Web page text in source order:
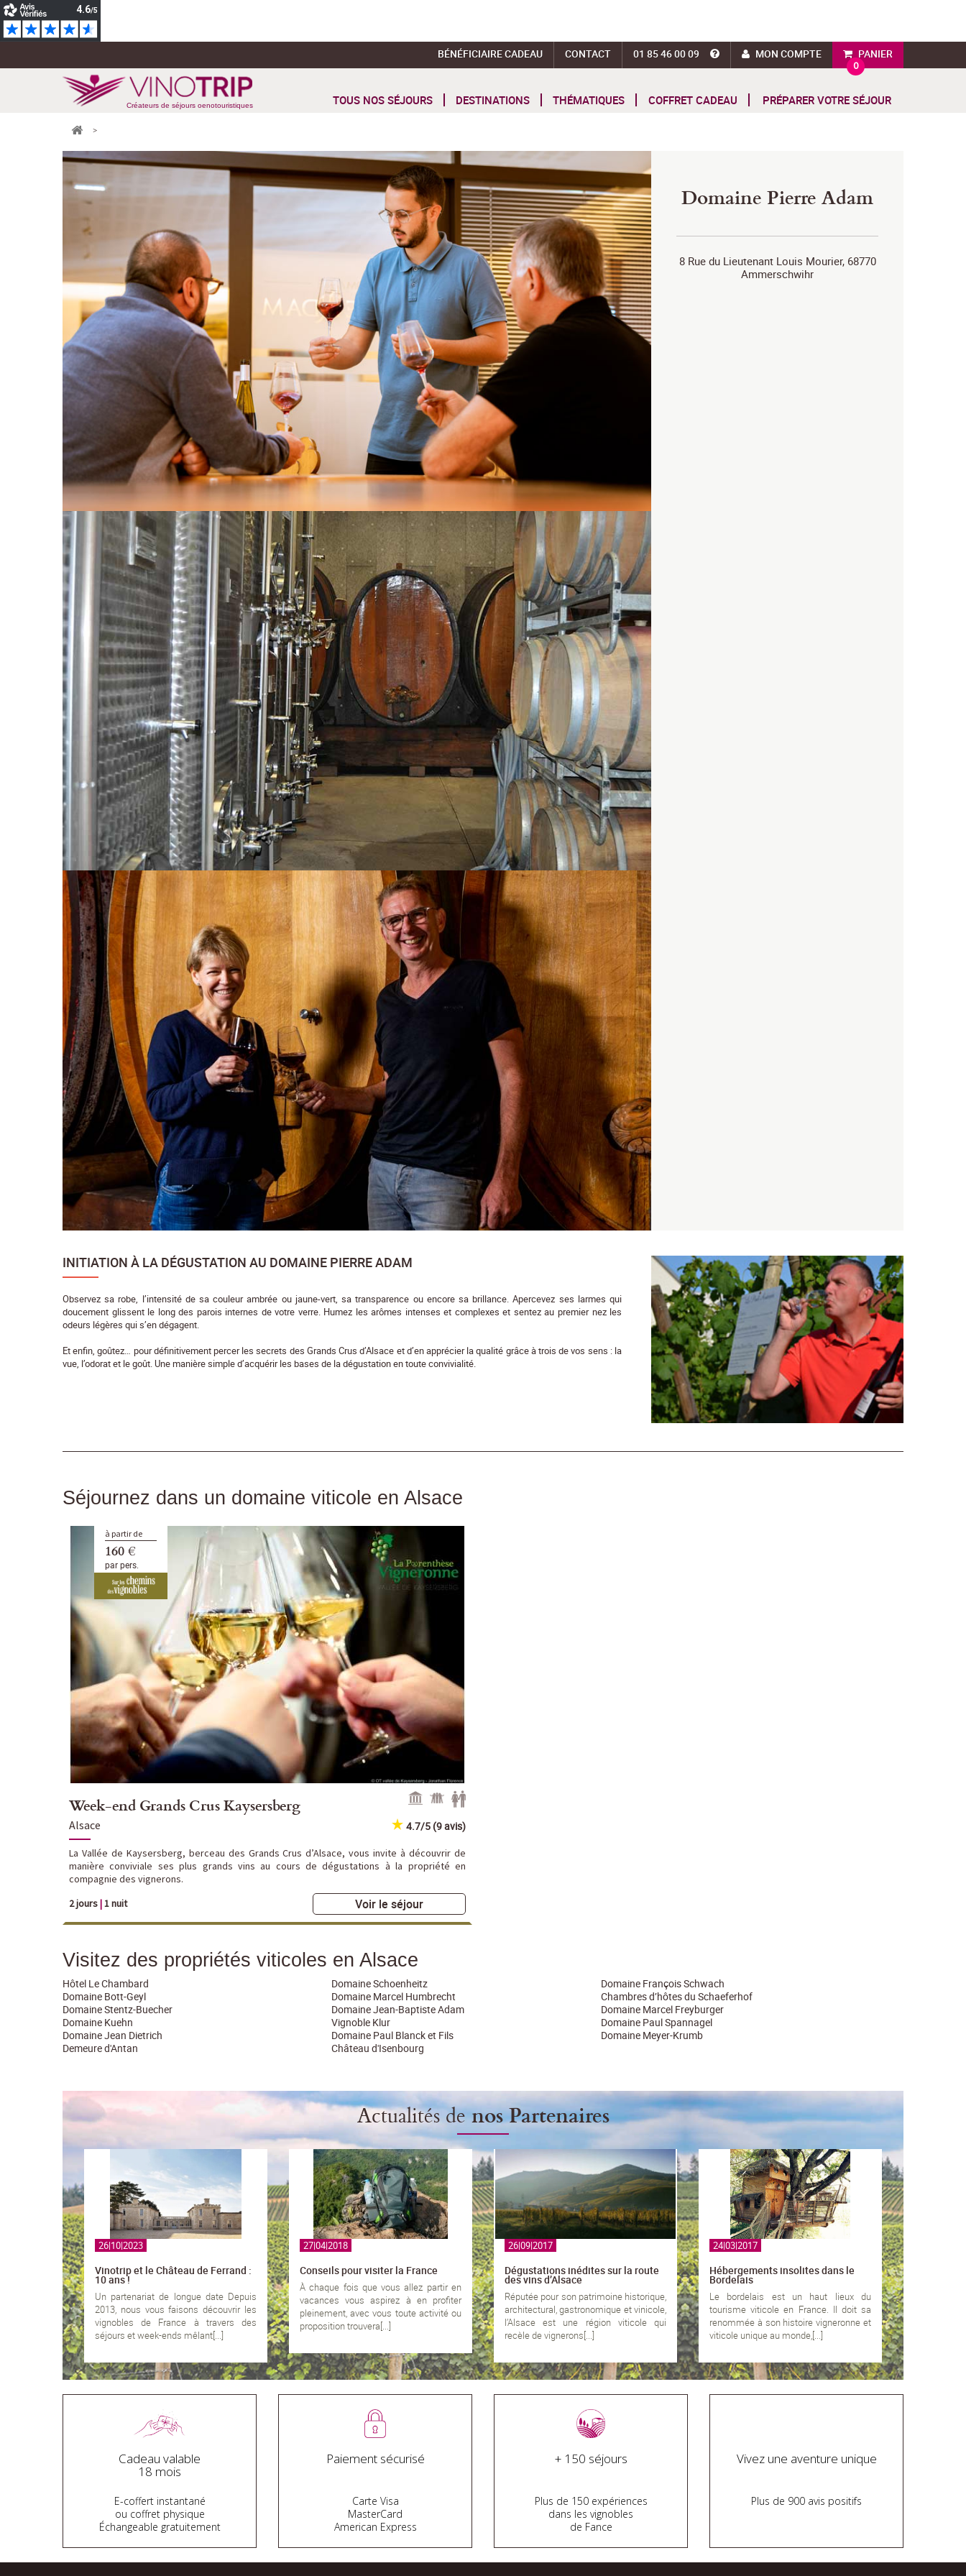
PANIER
0
MON COMPTE
01 85 46 00 09
CONTACT
BÉNÉFICIAIRE CADEAU
Créateurs de séjours oenotouristiques TOUS NOS SÉJOURS DESTINATIONS THÉMATIQUES COFFRET CADEAU PRÉPARER VOTRE SÉJOUR
>
Domaine Pierre Adam
8 Rue du Lieutenant Louis Mourier, 68770
Ammerschwihr
INITIATION À LA DÉGUSTATION AU DOMAINE PIERRE ADAM
Observez sa robe, l’intensité de sa couleur ambrée ou jaune-vert, sa transparence ou encore sa brillance. Apercevez ses larmes qui
doucement glissent le long des parois internes de votre verre. Humez les arômes intenses et complexes et sentez au premier nez les
odeurs légères qui s’en dégagent.
Et enfin, goûtez… pour définitivement percer les secrets des Grands Crus d’Alsace et d’en apprécier la qualité grâce à trois de vos sens : la
vue, l’odorat et le goût. Une manière simple d’acquérir les bases de la dégustation en toute convivialité.
Séjournez dans un domaine viticole en Alsace
à partir de
160 €
par pers.
Week-end Grands Crus Kaysersberg
Alsace 4.7/5 (9 avis)
La Vallée de Kaysersberg, berceau des Grands Crus d’Alsace, vous invite à découvrir de
manière conviviale ses plus grands vins au cours de dégustations à la propriété en
compagnie des vignerons.
2 jours|1 nuit Voir le séjour
Visitez des propriétés viticoles en Alsace
Hôtel Le Chambard Domaine Schoenheitz
Domaine François Schwach
Domaine Bott-Geyl
Domaine Marcel Humbrecht
Chambres d’hôtes du Schaeferhof
Domaine Stentz-Buecher
Domaine Jean-Baptiste Adam
Domaine Marcel Freyburger
Domaine Kuehn
Vignoble Klur
Domaine Paul Spannagel
Domaine Jean Dietrich
Domaine Paul Blanck et Fils
Domaine Meyer-Krumb
Demeure d'Antan
Château d'Isenbourg
Actualités denos Partenaires
26|10|2023
Vinotrip et le Château de Ferrand :
10 ans !
Un partenariat de longue date Depuis
2013, nous vous faisons découvrir les
vignobles de France à travers des
séjours et week-ends mêlant[...]
27|04|2018
Conseils pour visiter la France
À chaque fois que vous allez partir en
vacances vous aspirez à en profiter
pleinement, avec vous toute activité ou
proposition trouvera[...]
26|09|2017
Dégustations inédites sur la route
des vins d’Alsace
Réputée pour son patrimoine historique,
architectural, gastronomique et vinicole,
l’Alsace est une région viticole qui
recèle de vignerons[...]
24|03|2017
Hébergements insolites dans le
Bordelais
Le bordelais est un haut lieux du
tourisme viticole en France. Il doit sa
renommée à son histoire vigneronne et
viticole unique au monde,[...]
Cadeau valable
18 mois
E-coffert instantané
ou coffret physique
Échangeable gratuitement
Paiement sécurisé
Carte Visa
MasterCard
American Express
+ 150 séjours
Plus de 150 expériences
dans les vignobles
de Fance
Vivez une aventure unique
Plus de 900 avis positifs